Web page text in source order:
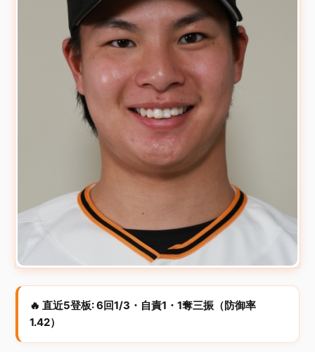
🔥 直近5登板: 6回1/3・自責1・1奪三振（防御率
1.42）